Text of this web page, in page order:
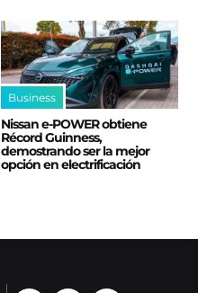
Business
Nissan e‑POWER obtiene
Récord Guinness,
demostrando ser la mejor
opción en electrificación